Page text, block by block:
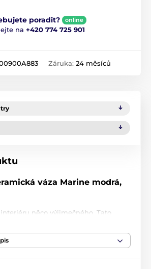
poradit? online
na +420 774 725 901
Záruka: 24 měsíců
váza Marine modrá,
něco výjimečného. Tato
který zaujme na první pohled.
připomínající
mořské korály